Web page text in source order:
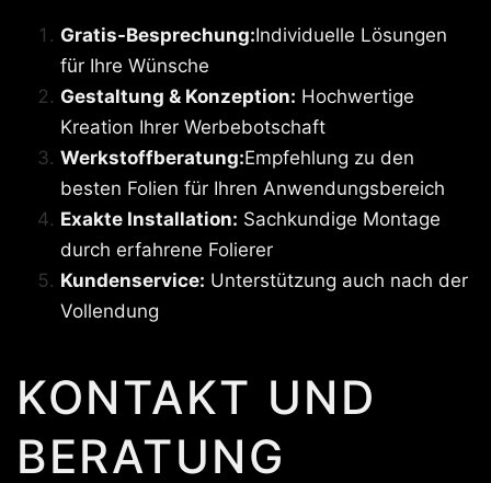
Gratis-Besprechung:Individuelle Lösungen
für Ihre Wünsche
Gestaltung & Konzeption: Hochwertige
Kreation Ihrer Werbebotschaft
Werkstoffberatung:Empfehlung zu den
besten Folien für Ihren Anwendungsbereich
Exakte Installation: Sachkundige Montage
durch erfahrene Folierer
Kundenservice: Unterstützung auch nach der
Vollendung
KONTAKT UND
BERATUNG